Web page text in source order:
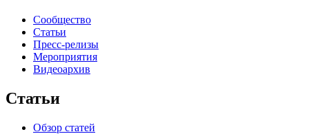
Сообщество
Статьи
Пресс-релизы
Мероприятия
Видеоархив
Статьи
Обзор статей